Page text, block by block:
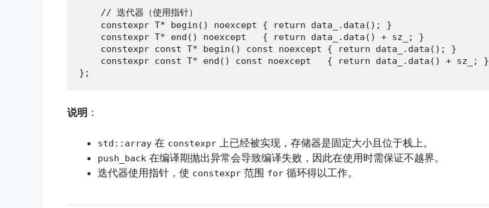
    // 迭代器（使用指针）
    constexpr T* begin() noexcept { return data_.data(); }
    constexpr T* end() noexcept   { return data_.data() + sz_; }
    constexpr const T* begin() const noexcept { return data_.data(); }
    constexpr const T* end() const noexcept   { return data_.data() + sz_; }
};
说明 ：
std::array 在 constexpr 上已经被实现，存储器是固定大小且位于栈上。
push_back 在编译期抛出异常会导致编译失败，因此在使用时需保证不越界。
迭代器使用指针，使 constexpr 范围 for 循环得以工作。